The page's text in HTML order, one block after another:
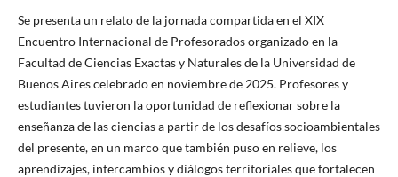
Se presenta un relato de la jornada compartida en el XIX
Encuentro Internacional de Profesorados organizado en la
Facultad de Ciencias Exactas y Naturales de la Universidad de
Buenos Aires celebrado en noviembre de 2025. Profesores y
estudiantes tuvieron la oportunidad de reflexionar sobre la
enseñanza de las ciencias a partir de los desafíos socioambientales
del presente, en un marco que también puso en relieve, los
aprendizajes, intercambios y diálogos territoriales que fortalecen